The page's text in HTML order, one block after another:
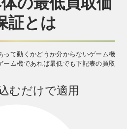
証とは
って動くかどうか分からないゲーム機
ーム機であれば最低でも下記表の買取
むだけで適用